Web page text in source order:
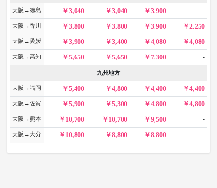
大阪→徳島 3,040 3,040 3,900 -
大阪→香川 3,800 3,800 3,900 2,250
大阪→愛媛 3,900 3,400 4,080 4,080
大阪→高知 5,650 5,650 7,300 -
九州地方
大阪→福岡 5,400 4,800 4,400 4,400
大阪→佐賀 5,900 5,300 4,800 4,800
大阪→熊本 10,700 10,700 9,500 -
大阪→大分 10,800 8,800 8,800 -